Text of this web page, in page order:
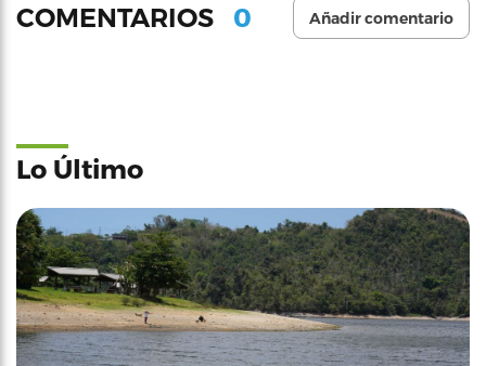
COMENTARIOS 0 Añadir comentario
Lo Último